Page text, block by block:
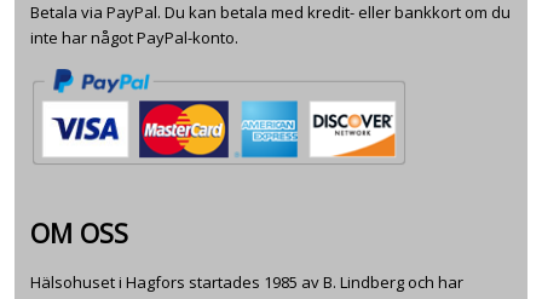
Betala via PayPal. Du kan betala med kredit- eller bankkort om du
inte har något PayPal-konto.
OM OSS
Hälsohuset i Hagfors startades 1985 av B. Lindberg och har